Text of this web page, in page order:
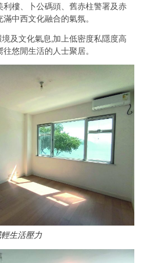
利樓、卜公碼頭、舊赤柱警署及赤
中西文化融合的氣氛。
及文化氣息,加上低密度私隱度高
悠閒生活的人士聚居。
生活壓力